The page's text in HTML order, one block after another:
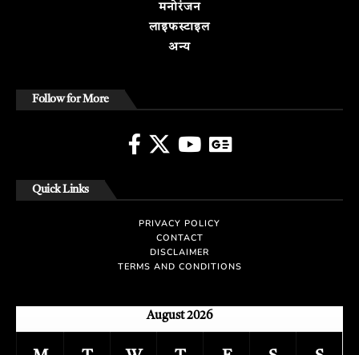
मनोरंजन
लाइफस्टाइल
अन्य
Follow for More
Quick Links
PRIVACY POLICY
CONTACT
DISCLAIMER
TERMS AND CONDITIONS
August 2026